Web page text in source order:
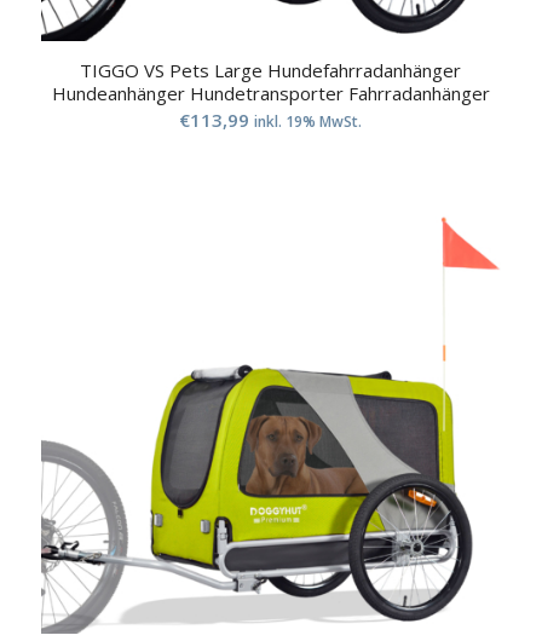
TIGGO VS Pets Large Hundefahrradanhänger
Hundeanhänger Hundetransporter Fahrradanhänger
€113,99 inkl. 19% MwSt.